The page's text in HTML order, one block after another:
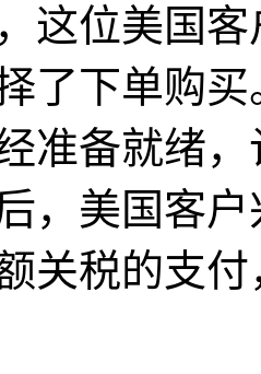
这位美国
了下单购
准备就绪
，美国客
关税的支